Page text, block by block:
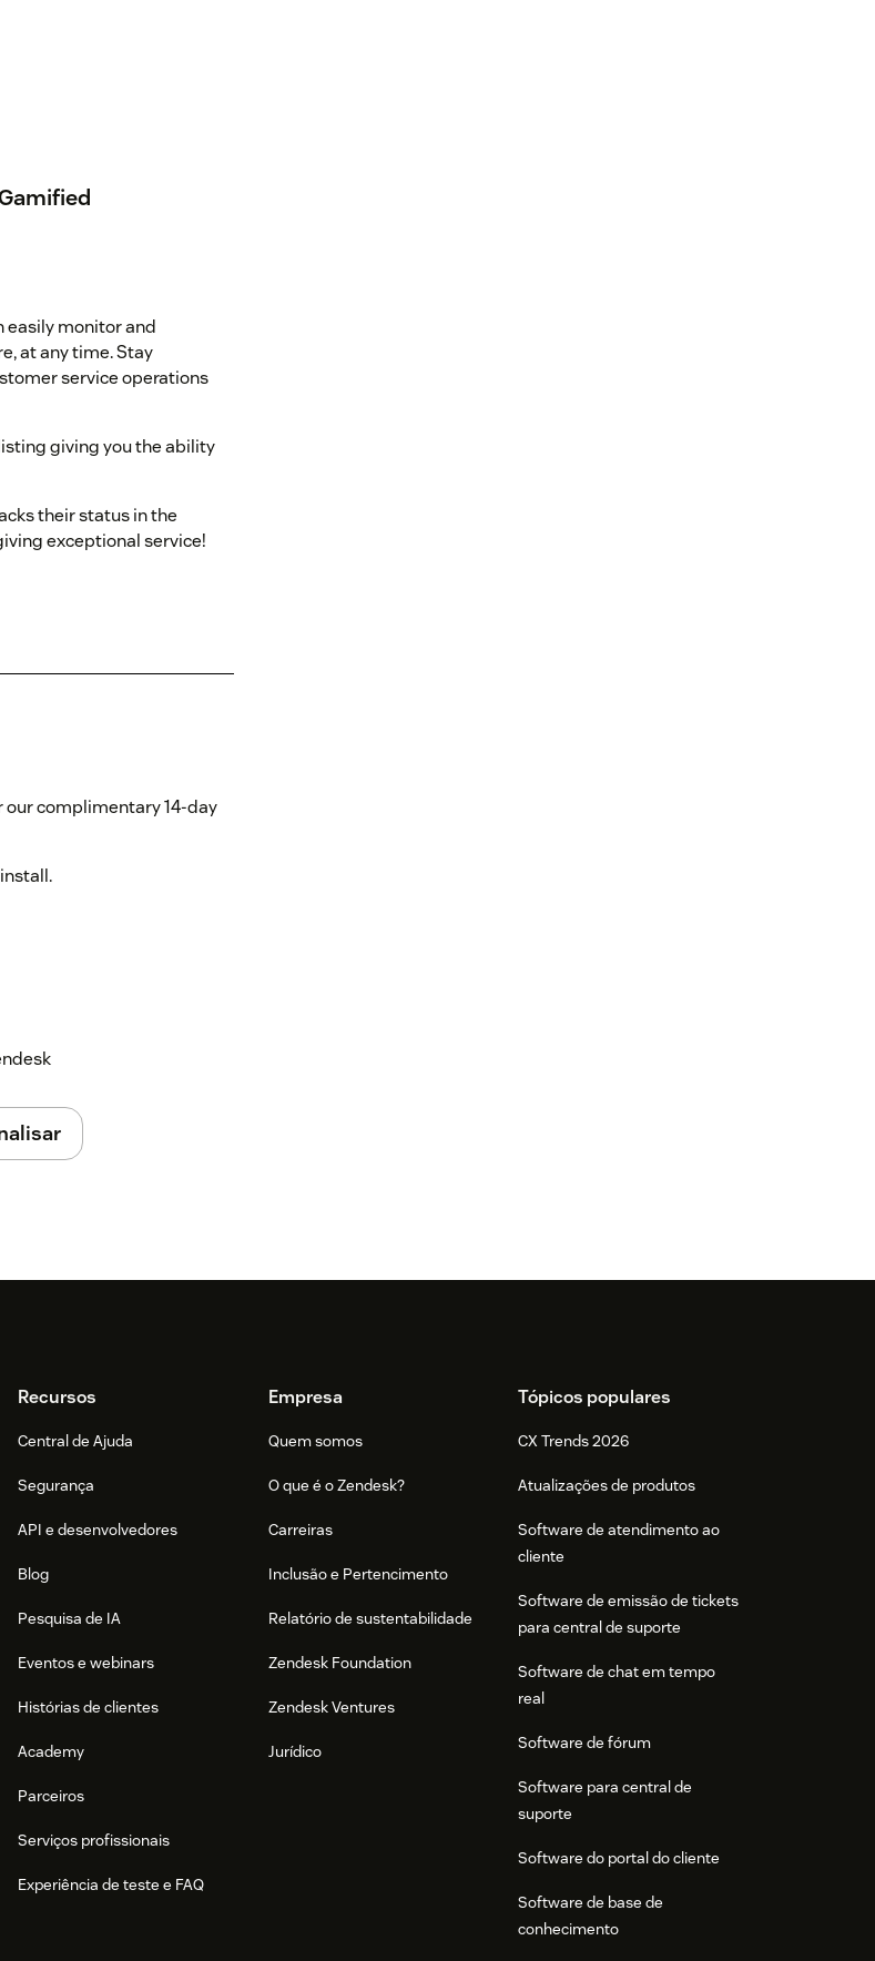
easily monitor and
at any time. Stay
service operations
giving you the ability
their status in the
exceptional service!
our complimentary 14-day
Recursos
Central de Ajuda
Segurança
API e desenvolvedores
Blog
Pesquisa de IA
Eventos e webinars
Histórias de clientes
Academy
Parceiros
Serviços profissionais
Experiência de teste e FAQ
Empresa
Quem somos
O que é o Zendesk?
Carreiras
Inclusão e Pertencimento
Relatório de sustentabilidade
Zendesk Foundation
Zendesk Ventures
Jurídico
Tópicos populares
CX Trends 2026
Atualizações de produtos
Software de atendimento ao
cliente
Software de emissão de tickets
para central de suporte
Software de chat em tempo
real
Software de fórum
Software para central de
suporte
Software do portal do cliente
Software de base de
conhecimento